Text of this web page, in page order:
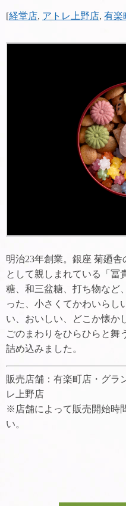
[経堂店, アトレ上野店, 有楽
明治23年創業。銀座 菊廼
として親しまれている「冨
糖、和三盆糖、打ち物など
った、小さくてかわいらし
い、おいしい、どこか懐か
ごのまわりをひらひらと舞
詰め込みました。
販売店舗：有楽町店・グラ
レ上野店
※店舗によって販売開始時
い。